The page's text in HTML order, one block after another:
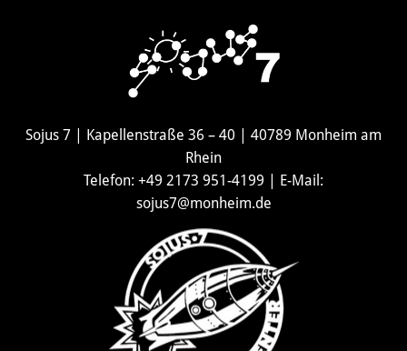
Sojus 7 | Kapellenstraße 36 – 40 | 40789 Monheim am
Rhein
Telefon: +49 2173 951-4199 | E-Mail:
sojus7@monheim.de